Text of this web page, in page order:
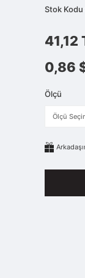
Stok Kodu
41,12
0,86
Ölçü